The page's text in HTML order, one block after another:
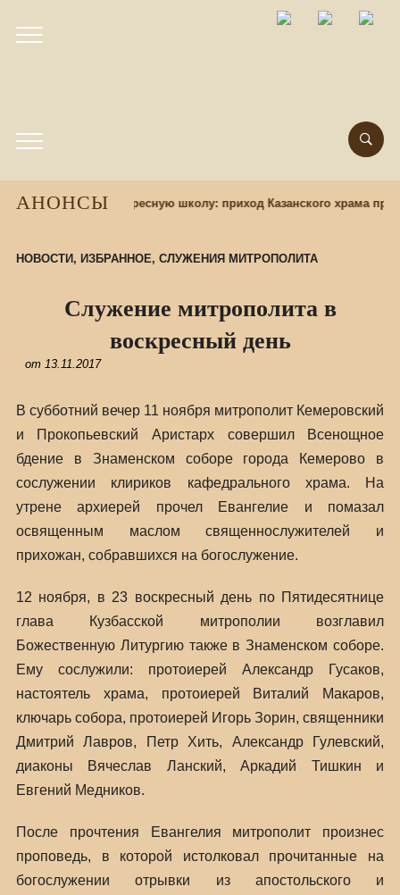
АНОНСЫ
учащихся в воскресную школу: приход Казанского храма
НОВОСТИ , ИЗБРАННОЕ, СЛУЖЕНИЯ МИТРОПОЛИТА
Служение митрополита в
воскресный день
от 13.11.2017
В субботний вечер 11 ноября митрополит Кемеровский
и Прокопьевский Аристарх совершил Всенощное
бдение в Знаменском соборе города Кемерово в
сослужении клириков кафедрального храма. На
утрене архиерей прочел Евангелие и помазал
освященным маслом священнослужителей и
прихожан, собравшихся на богослужение.
12 ноября, в 23 воскресный день по Пятидесятнице
глава Кузбасской митрополии возглавил
Божественную Литургию также в Знаменском соборе.
Ему сослужили: протоиерей Александр Гусаков,
настоятель храма, протоиерей Виталий Макаров,
ключарь собора, протоиерей Игорь Зорин, священники
Дмитрий Лавров, Петр Хить, Александр Гулевский,
диаконы Вячеслав Ланский, Аркадий Тишкин и
Евгений Медников.
После прочтения Евангелия митрополит произнес
проповедь, в которой истолковал прочитанные на
богослужении отрывки из апостольского и